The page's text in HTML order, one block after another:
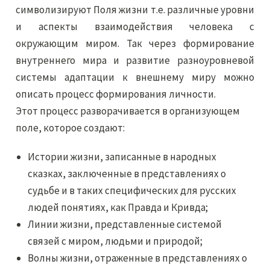
символизируют Поля жизни т.е. различные уровни
и аспекты взаимодействия человека с
окружающим миром. Так через формирование
внутреннего мира и развитие разноуровневой
системы адаптации к внешнему миру можно
описать процесс формирования личности.
Этот процесс разворачивается в организующем
поле, которое создают:
Истории жизни, записанные в народных
сказках, заключенные в представлениях о
судьбе и в таких специфических для русских
людей понятиях, как Правда и Кривда;
Линии жизни, представленные системой
связей с миром, людьми и природой;
Волны жизни, отраженные в представлениях о